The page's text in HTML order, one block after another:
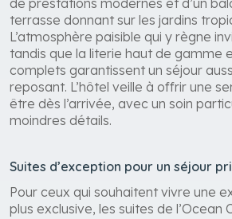
terrasse donnant sur les jardins
L’atmosphère paisible qui y règne
tandis que la literie haut de gamme
complets garantissent un séjour
reposant. L’hôtel veille à offrir une
être dès l’arrivée, avec un soin
moindres détails.
Suites d’exception pour un séjour
Pour ceux qui souhaitent vivre une
plus exclusive, les suites de l’Ocean